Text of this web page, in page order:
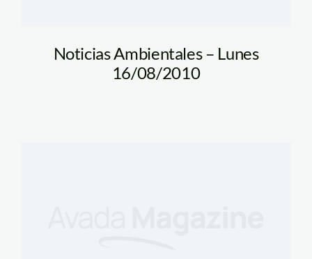
Noticias Ambientales – Lunes
16/08/2010